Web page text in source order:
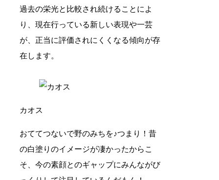
過去の栄光と比較され続けることによ
り、現在行っている新しい表現や一芸
が、正当に評価されにくくなる傾向が存
在します。
カオス
おててつないで野のみちを♪つまり！昔
の白塗りのイメージが凄かったからこ
そ、今の素顔とのギャップにみんながび